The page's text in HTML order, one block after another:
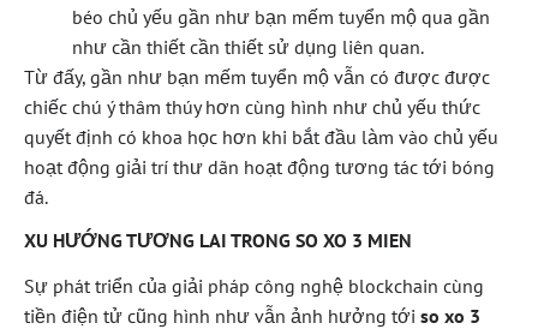
béo chủ yếu gần như bạn mếm tuyển mộ qua gần
như cần thiết cần thiết sử dụng liên quan.
Từ đấy, gần như bạn mếm tuyển mộ vẫn có được được
chiếc chú ý thâm thúy hơn cùng hình như chủ yếu thức
quyết định có khoa học hơn khi bắt đầu làm vào chủ yếu
hoạt động giải trí thư dãn hoạt động tương tác tới bóng
đá.
XU HƯỚNG TƯƠNG LAI TRONG SO XO 3 MIEN
Sự phát triển của giải pháp công nghệ blockchain cùng
tiền điện tử cũng hình như vẫn ảnh hưởng tới so xo 3